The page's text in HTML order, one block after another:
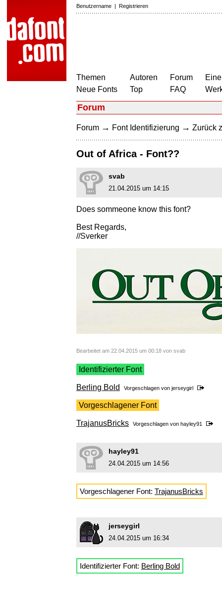
Benutzername | Registrieren
Themen
Neue Fonts
Autoren
Top
Forum
FAQ
Forum
Forum → Font Identifizierung → Zurück
Out of Africa - Font??
svab
21.04.2015 um 14:15
Does sommeone know this font?
Best Regards,
//Sverker
Bearbeitet am 22.04.2015 um 00:18 von svab
Identifizierter Font
Berling Bold Vorgeschlagen von jerseygirl
Vorgeschlagener Font
TrajanusBricks Vorgeschlagen von hayley91
hayley91
24.04.2015 um 14:56
Vorgeschlagener Font: TrajanusBricks
jerseygirl
24.04.2015 um 16:34
Identifizierter Font: Berling Bold